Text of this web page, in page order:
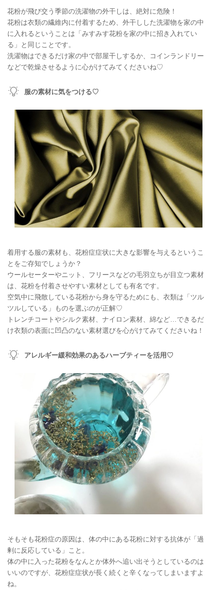
花粉が飛び交う季節の洗濯物の外干しは、絶対に危険！
花粉は衣類の繊維内に付着するため、外干しした洗濯物を家の中
に入れるということは「みすみす花粉を家の中に招き入れてい
る」と同じことです。
洗濯物はできるだけ家の中で部屋干しするか、コインランドリー
などで乾燥させるように心がけてみてくださいね♡
服の素材に気をつける♡
着用する服の素材も、花粉症症状に大きな影響を与えるというこ
とをご存知でしょうか？
ウールセーターやニット、フリースなどの毛羽立ちが目立つ素材
は、花粉を付着させやすい素材としても有名です。
空気中に飛散している花粉から身を守るためにも、衣類は「ツル
ツルしている」ものを選ぶのが正解♡
トレンチコートやシルク素材、ナイロン素材、綿など…できるだ
け衣類の表面に凹凸のない素材選びを心がけてみてくださいね！
アレルギー緩和効果のあるハーブティーを活用♡
そもそも花粉症の原因は、体の中にある花粉に対する抗体が「過
剰に反応している」こと。
体の中に入った花粉をなんとか体外へ追い出そうとしているのは
いいのですが、花粉症症状が長く続くと辛くなってしまいますよ
ね。